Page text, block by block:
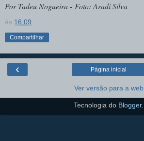
Por Tadeu Nogueira - Foto: Aradi Silva
às 16:09
Compartilhar
‹ Página inicial
Ver versão para a web
Tecnologia do Blogger.